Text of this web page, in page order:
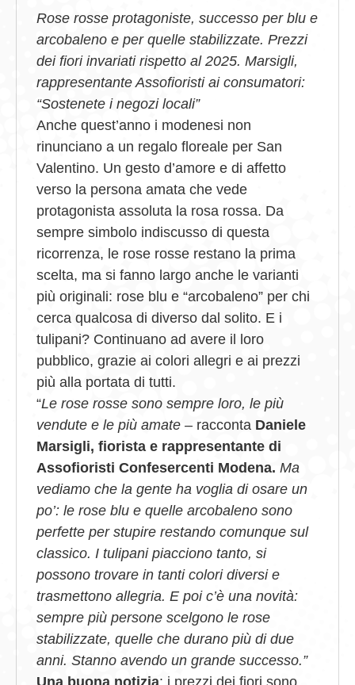
Rose rosse protagoniste, successo per blu e
arcobaleno e per quelle stabilizzate. Prezzi
dei fiori invariati rispetto al 2025. Marsigli,
rappresentante Assofioristi ai consumatori:
“Sostenete i negozi locali”
Anche quest’anno i modenesi non
rinunciano a un regalo floreale per San
Valentino. Un gesto d’amore e di affetto
verso la persona amata che vede
protagonista assoluta la rosa rossa. Da
sempre simbolo indiscusso di questa
ricorrenza, le rose rosse restano la prima
scelta, ma si fanno largo anche le varianti
più originali: rose blu e “arcobaleno” per chi
cerca qualcosa di diverso dal solito. E i
tulipani? Continuano ad avere il loro
pubblico, grazie ai colori allegri e ai prezzi
più alla portata di tutti.
“Le rose rosse sono sempre loro, le più
vendute e le più amate – racconta Daniele
Marsigli, fiorista e rappresentante di
Assofioristi Confesercenti Modena. Ma
vediamo che la gente ha voglia di osare un
po’: le rose blu e quelle arcobaleno sono
perfette per stupire restando comunque sul
classico. I tulipani piacciono tanto, si
possono trovare in tanti colori diversi e
trasmettono allegria. E poi c’è una novità:
sempre più persone scelgono le rose
stabilizzate, quelle che durano più di due
anni. Stanno avendo un grande successo.”
Una buona notizia: i prezzi dei fiori sono